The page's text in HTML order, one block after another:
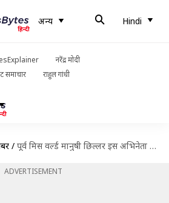
अन्य Hindi
नरेंद्र मोदी
समाचार राहुल गांधी
/ पूर्व मिस वर्ल्ड मानुषी छिल्लर इस अभिनेता के अपोजिट करने जा रही हैं बॉलीवुड में डेंब्यू!
ADVERTISEMENT